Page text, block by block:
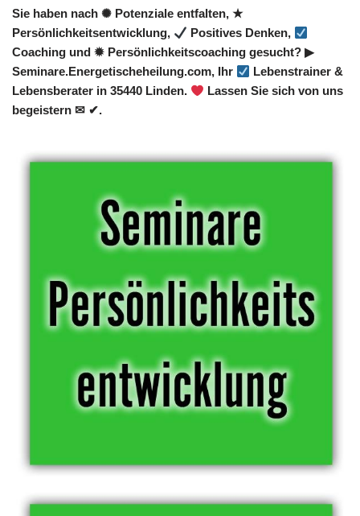
Sie haben nach ✺ Potenziale entfalten, ★
Persönlichkeitsentwicklung,
Positives Denken,
Coaching und ✹ Persönlichkeitscoaching gesucht? ▶︎
Seminare.Energetischeheilung.com, Ihr
Lebenstrainer &
Lebensberater in 35440 Linden.
Lassen Sie sich von uns
begeistern ✉ ✔.